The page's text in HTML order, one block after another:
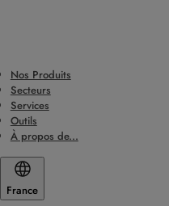
Nos Produits
Secteurs
Services
Outils
À propos de...
France